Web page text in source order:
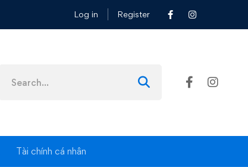
Log in Register
for:
Tài chính cá nhân